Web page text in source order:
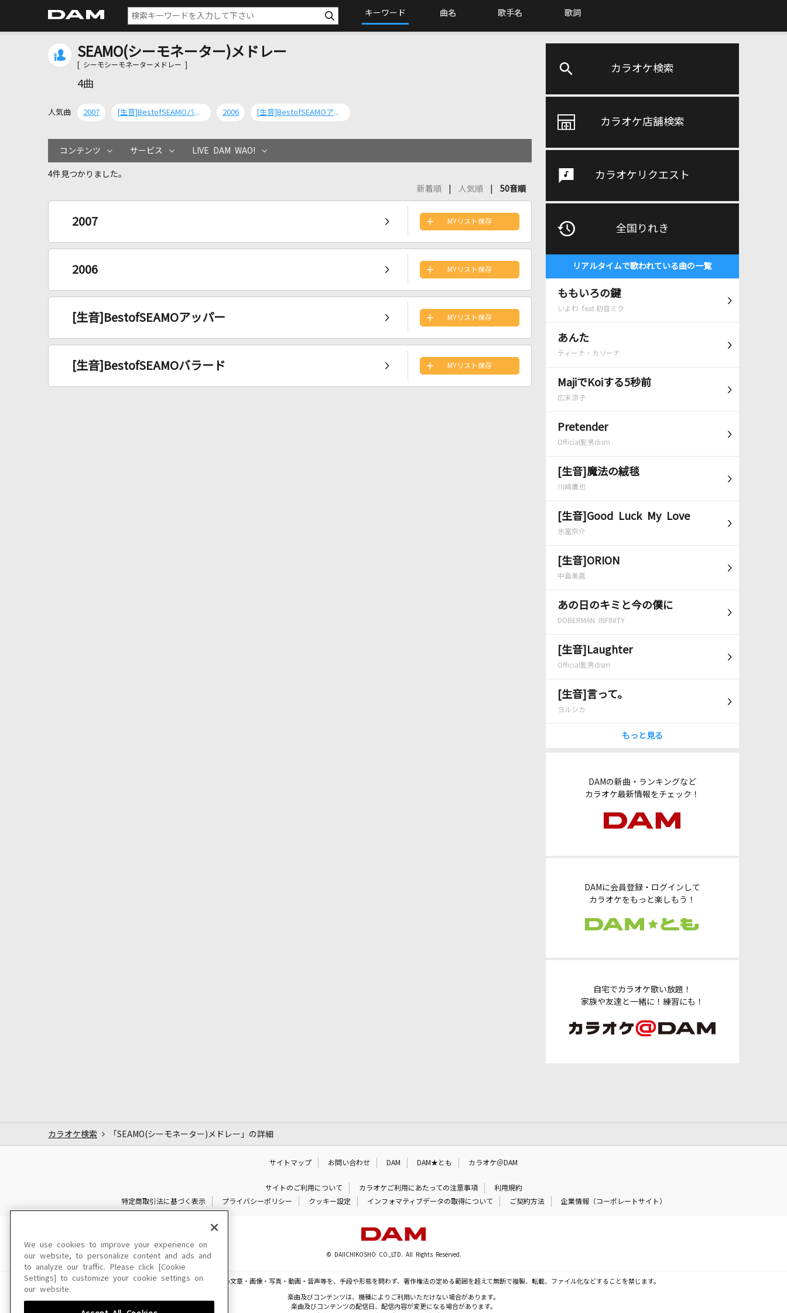
キーワード 曲名 歌手名 歌詞
カラオケ検索
カラオケ店舗検索
カラオケリクエスト
全国りれき
リアルタイムで歌われている曲の一覧
ももいろの鍵
いよわ feat.初音ミク
あんた
ティーナ・カリーナ
MajiでKoiする5秒前
広末涼子
Pretender
Official髭男dism
[生音]魔法の絨毯
川崎鷹也
[生音]Good Luck My Love
氷室京介
[生音]ORION
中島美嘉
あの日のキミと今の僕に
DOBERMAN INFINITY
[生音]Laughter
Official髭男dism
[生音]言って。
ヨルシカ
もっと見る
DAMの新曲・ランキングなど
カラオケ最新情報をチェック！
DAMに会員登録・ログインして
カラオケをもっと楽しもう！
自宅でカラオケ歌い放題！
家族や友達と一緒に！練習にも！
SEAMO(シーモネーター)メドレー
[ シーモシーモネーターメドレー ]
4曲
人気曲 2007 [生音]BestofSEAMOバラード 2006 [生音]BestofSEAMOアッパー
コンテンツ サービス LIVE DAM WAO!
4件見つかりました。
新着順
人気順 50音順
2007 MYリスト保存
2006 MYリスト保存
[生音]BestofSEAMOアッパー MYリスト保存
[生音]BestofSEAMOバラード MYリスト保存
カラオケ検索 「SEAMO(シーモネーター)メドレー」の詳細
サイトマップ お問い合わせ DAM DAM★とも カラオケ＠DAM
サイトのご利用について カラオケご利用にあたっての注意事項
利用規約
特定商取引法に基づく表示
プライバシーポリシー クッキー設定 インフォマティブデータの取得について ご契約方法 企業情報（コーポレートサイト）
© DAIICHIKOSHO CO.,LTD. All Rights Reserved.
このサイトに掲載されている一切の文章・画像・写真・動画・音声等を、手段や形態を問わず、著作権法の定める範囲を超えて無断で複製、転載、ファイル化などすることを禁じます。
楽曲及びコンテンツは、機種によりご利用いただけない場合があります。
楽曲及びコンテンツの配信日、配信内容が変更になる場合があります。
We use cookies to improve your experience on
our website, to personalize content and ads and
to analyze our traffic. Please click [Cookie
Settings] to customize your cookie settings on
our website.